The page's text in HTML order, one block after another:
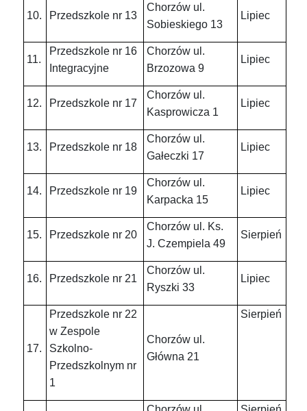
10. Przedszkole nr 13
Chorzów ul.
Sobieskiego 13
Lipiec
11.
Przedszkole nr 16
Integracyjne
Chorzów ul.
Brzozowa 9
Lipiec
12. Przedszkole nr 17
Chorzów ul.
Kasprowicza 1
Lipiec
13. Przedszkole nr 18
Chorzów ul.
Gałeczki 17
Lipiec
14. Przedszkole nr 19
Chorzów ul.
Karpacka 15
Lipiec
15. Przedszkole nr 20
Chorzów ul. Ks.
J. Czempiela 49
Sierpień
16. Przedszkole nr 21
Chorzów ul.
Ryszki 33
Lipiec
17.
Przedszkole nr 22
w Zespole
Szkolno-
Przedszkolnym nr
1
Chorzów ul.
Główna 21
Sierpień